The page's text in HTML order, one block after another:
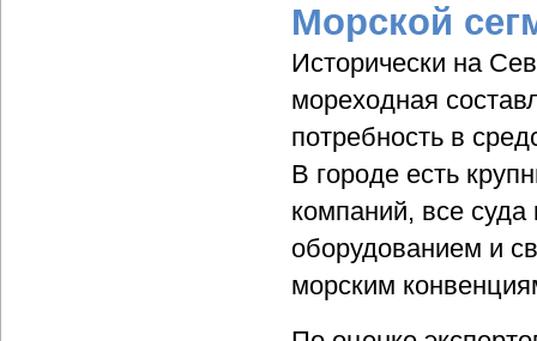
Морской
Исторически на
мореходная
потребность в
В городе есть
компаний, все
оборудованием и
морским